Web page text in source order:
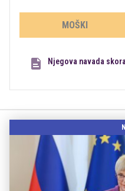
MOŠKI
Njegova navada